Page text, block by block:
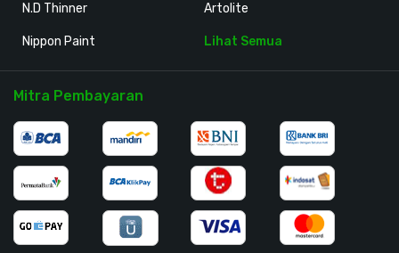
N.D Thinner
Nippon Paint
Artolite
Lihat Semua
Mitra Pembayaran